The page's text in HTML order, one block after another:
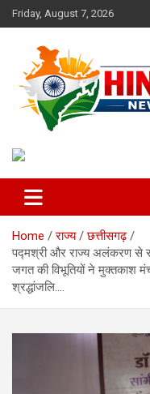
Skip
to
Friday, August 7, 2026
Hindustan
Home राज्य
छत्तीसगढ़
पद्मश्री और राज्य अलंकरण से
जगत की विभूतियों ने मुक्तकाश
श्रद्धांजलि….